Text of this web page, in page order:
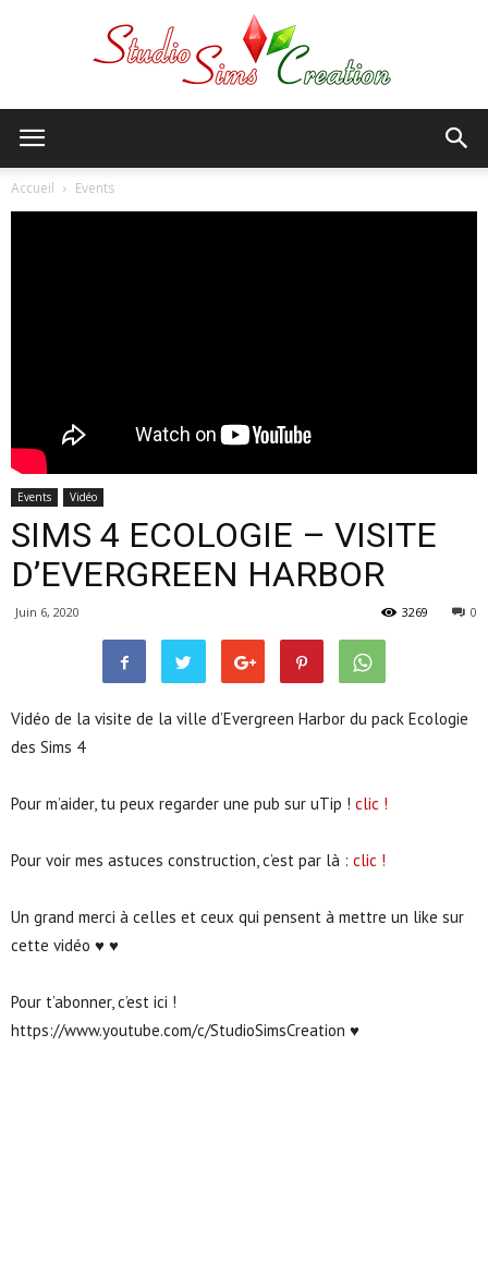
Accueil Events
Events Vidéo
SIMS 4 ECOLOGIE – VISITE
D’EVERGREEN HARBOR
Juin 6, 2020 0
3269
Vidéo de la visite de la ville d’Evergreen Harbor du pack Ecologie
des Sims 4
Pour m’aider, tu peux regarder une pub sur uTip ! clic !
Pour voir mes astuces construction, c’est par là : clic !
Un grand merci à celles et ceux qui pensent à mettre un like sur
cette vidéo ♥ ♥
Pour t’abonner, c’est ici !
https://www.youtube.com/c/StudioSimsCreation ♥